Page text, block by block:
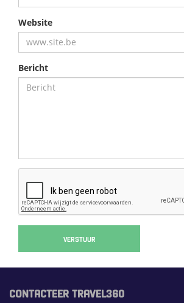
Website
Bericht
VERSTUUR
CONTACTEER TRAVEL360